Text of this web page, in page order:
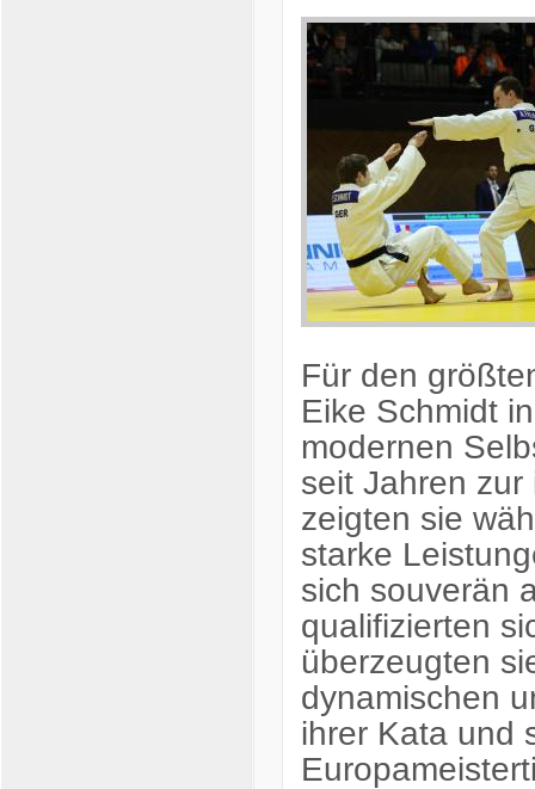
Für den
Eike Schmidtin
modernen
seit Jahren
zeigten sie
starke
sich souverän
qualifizierten
überzeugten
dynamischen
ihrer Kata und